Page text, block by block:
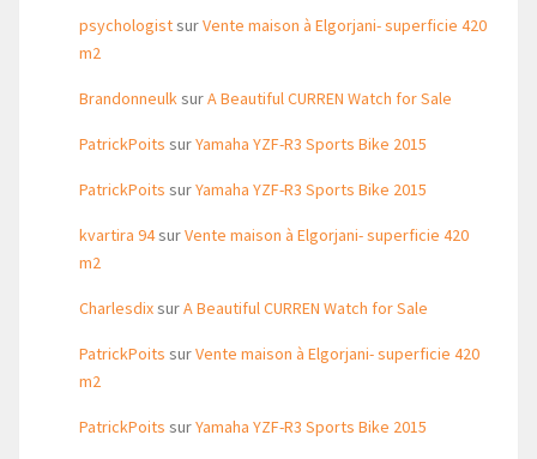
psychologistsurVente maison à Elgorjani- superficie 420
m2
BrandonneulksurA Beautiful CURREN Watch for Sale
PatrickPoits surYamaha YZF-R3 Sports Bike 2015
PatrickPoits surYamaha YZF-R3 Sports Bike 2015
kvartira 94surVente maison à Elgorjani- superficie 420
m2
CharlesdixsurA Beautiful CURREN Watch for Sale
PatrickPoits surVente maison à Elgorjani- superficie 420
m2
PatrickPoits surYamaha YZF-R3 Sports Bike 2015